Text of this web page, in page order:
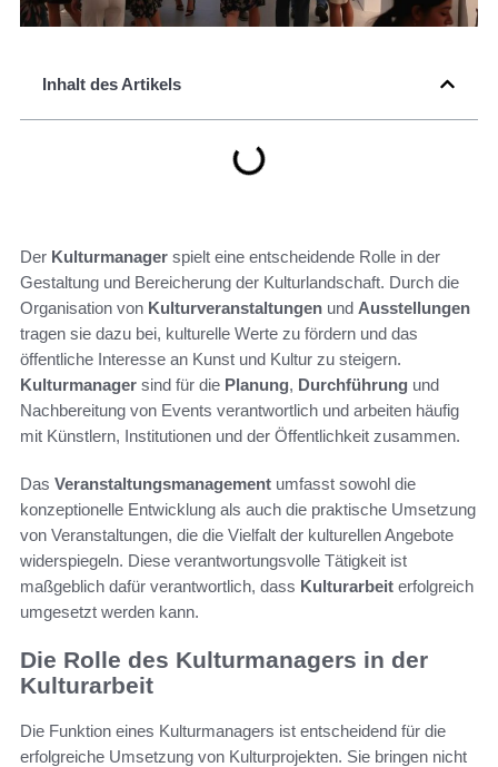
Inhalt des Artikels
Der Kulturmanager spielt eine entscheidende Rolle in der
Gestaltung und Bereicherung der Kulturlandschaft. Durch die
Organisation von Kulturveranstaltungen und Ausstellungen
tragen sie dazu bei, kulturelle Werte zu fördern und das
öffentliche Interesse an Kunst und Kultur zu steigern.
Kulturmanager sind für die Planung, Durchführung und
Nachbereitung von Events verantwortlich und arbeiten häufig
mit Künstlern, Institutionen und der Öffentlichkeit zusammen.
Das Veranstaltungsmanagement umfasst sowohl die
konzeptionelle Entwicklung als auch die praktische Umsetzung
von Veranstaltungen, die die Vielfalt der kulturellen Angebote
widerspiegeln. Diese verantwortungsvolle Tätigkeit ist
maßgeblich dafür verantwortlich, dass Kulturarbeit erfolgreich
umgesetzt werden kann.
Die Rolle des Kulturmanagers in der
Kulturarbeit
Die Funktion eines Kulturmanagers ist entscheidend für die
erfolgreiche Umsetzung von Kulturprojekten. Sie bringen nicht